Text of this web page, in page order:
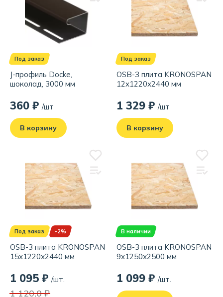
Под заказ
J-профиль Docke,
шоколад, 3000 мм
360 ₽ /шт
В корзину
Под заказ
OSB-3 плита KRONOSPAN
12x1220х2440 мм
1 329 ₽ /шт
В корзину
Под заказ -2%
OSB-3 плита KRONOSPAN
15x1220х2440 мм
1 095 ₽ /шт.
1 120,0 ₽
В наличии
OSB-3 плита KRONOSPAN
9x1250х2500 мм
1 099 ₽ /шт.